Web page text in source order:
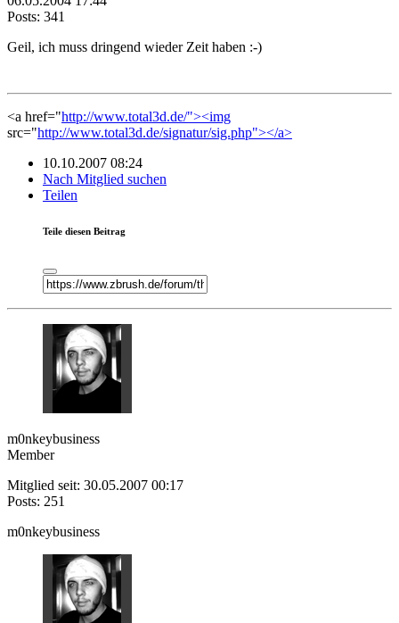
Posts: 341
Geil, ich muss dringend wieder Zeit haben :-)
<a href="http://www.total3d.de/"><img
src="http://www.total3d.de/signatur/sig.php"></a>
10.10.2007 08:24
Nach Mitglied suchen
Teilen
Teile diesen Beitrag
m0nkeybusiness
Member
Mitglied seit: 30.05.2007 00:17
Posts: 251
m0nkeybusiness